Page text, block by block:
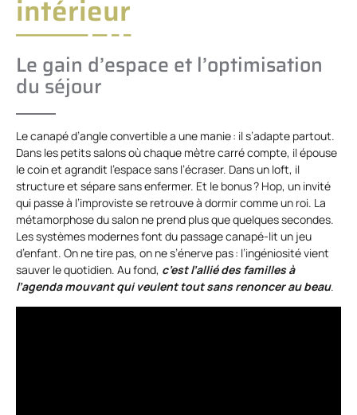
intérieur
Le gain d’espace et l’optimisation
du séjour
Le canapé d’angle convertible a une manie : il s’adapte partout.
Dans les petits salons où chaque mètre carré compte, il épouse
le coin et agrandit l’espace sans l’écraser. Dans un loft, il
structure et sépare sans enfermer. Et le bonus ? Hop, un invité
qui passe à l’improviste se retrouve à dormir comme un roi. La
métamorphose du salon ne prend plus que quelques secondes.
Les systèmes modernes font du passage canapé-lit un jeu
d’enfant. On ne tire pas, on ne s’énerve pas : l’ingéniosité vient
sauver le quotidien. Au fond, c’est l’allié des familles à
l’agenda mouvant qui veulent tout sans renoncer au beau.